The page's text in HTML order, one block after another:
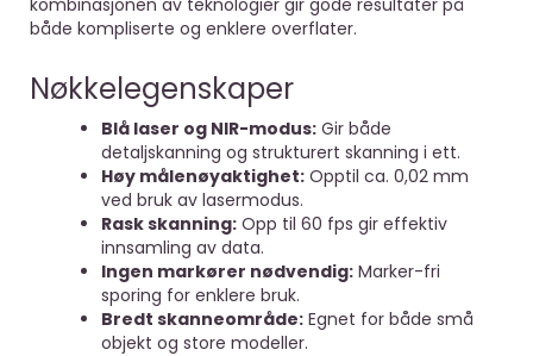
kombinasjonen av teknologier gir gode resultater på
både kompliserte og enklere overflater.
Nøkkelegenskaper
Blå laser og NIR-modus: Gir både
detaljskanning og strukturert skanning i ett.
Høy målenøyaktighet: Opptil ca. 0,02 mm
ved bruk av lasermodus.
Rask skanning: Opp til 60 fps gir effektiv
innsamling av data.
Ingen markører nødvendig: Marker-fri
sporing for enklere bruk.
Bredt skanneområde: Egnet for både små
objekt og store modeller.